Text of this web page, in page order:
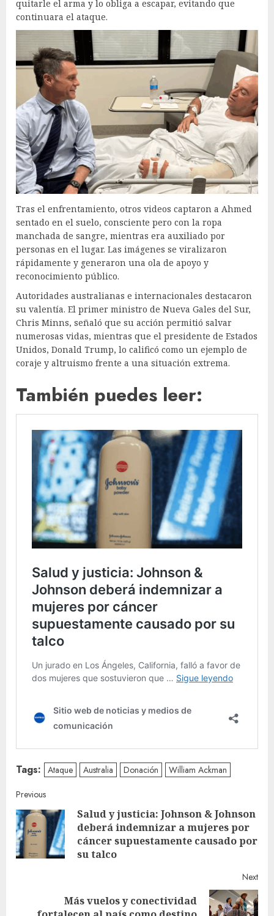
quitarle el arma y lo obliga a escapar, evitando que
continuara el ataque.
Tras el enfrentamiento, otros videos captaron a Ahmed
sentado en el suelo, consciente pero con la ropa
manchada de sangre, mientras era auxiliado por
personas en el lugar. Las imágenes se viralizaron
rápidamente y generaron una ola de apoyo y
reconocimiento público.
Autoridades australianas e internacionales destacaron
su valentía. El primer ministro de Nueva Gales del Sur,
Chris Minns, señaló que su acción permitió salvar
numerosas vidas, mientras que el presidente de Estados
Unidos, Donald Trump, lo calificó como un ejemplo de
coraje y altruismo frente a una situación extrema.
También puedes leer:
Tags: Ataque Australia Donación William Ackman
Continue
Reading
Previous
Salud y justicia: Johnson & Johnson
deberá indemnizar a mujeres por
cáncer supuestamente causado por
su talco
Next
Más vuelos y conectividad